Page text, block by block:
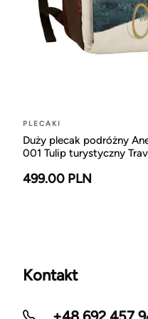
PLECAKI
Duży plecak podróżny
001 Tulip turystyczny
499.00 PLN
Kontakt